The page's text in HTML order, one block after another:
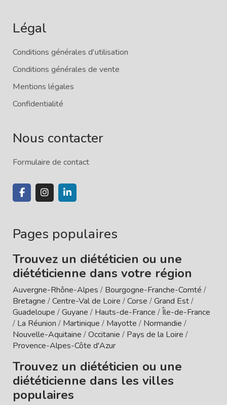
Légal
Conditions générales d'utilisation
Conditions générales de vente
Mentions légales
Confidentialité
Nous contacter
Formulaire de contact
Pages populaires
Trouvez un diététicien ou une
diététicienne dans votre région
Auvergne-Rhône-Alpes / Bourgogne-Franche-Comté /
Bretagne /Centre-Val de Loire /Corse /Grand Est/
Guadeloupe /Guyane / Hauts-de-France /Île-de-France
/ La Réunion / Martinique / Mayotte / Normandie /
Nouvelle-Aquitaine /Occitanie / Pays de la Loire /
Provence-Alpes-Côte d'Azur
Trouvez un diététicien ou une
diététicienne dans les villes
populaires